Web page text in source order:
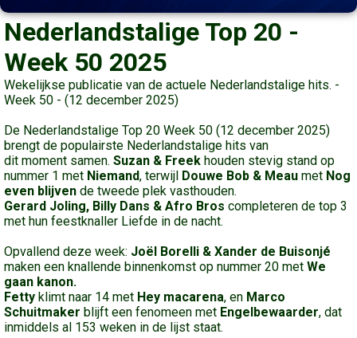
Nederlandstalige Top 20 -
Week 50 2025
Wekelijkse publicatie van de actuele Nederlandstalige hits. -
Week 50 - (12 december 2025)
De Nederlandstalige Top 20 Week 50 (12 december 2025)
brengt de populairste Nederlandstalige hits van
dit moment samen. Suzan & Freek houden stevig stand op
nummer 1 met Niemand, terwijl Douwe Bob & Meau met Nog
even blijven de tweede plek vasthouden.
Gerard Joling, Billy Dans & Afro Bros completeren de top 3
met hun feestknaller Liefde in de nacht.
Opvallend deze week: Joël Borelli & Xander de Buisonjé
maken een knallende binnenkomst op nummer 20 met We
gaan kanon.
Fetty klimt naar 14 met Hey macarena, en Marco
Schuitmaker blijft een fenomeen met Engelbewaarder, dat
inmiddels al 153 weken in de lijst staat.